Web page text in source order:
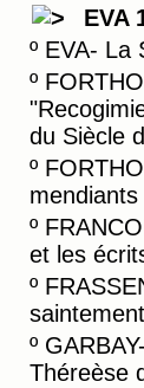
EVA
º EVA- La
º
du Siècle
º
mendiants
º
et les
º
saintement
º
Théreèse